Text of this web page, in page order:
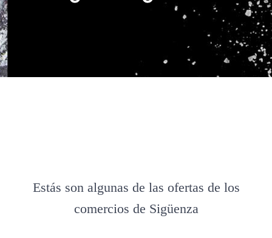
Estás son algunas de las ofertas de los
comercios de Sigüenza